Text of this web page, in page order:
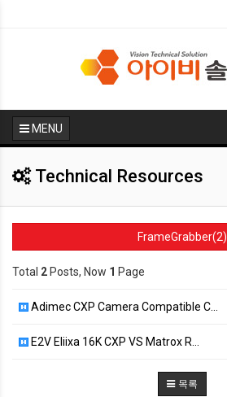
MENU
Technical Resources
FrameGrabber(2)
Total 2 Posts, Now 1 Page
Adimec CXP Camera Compatible C…
E2V Eliixa 16K CXP VS Matrox R…
목록